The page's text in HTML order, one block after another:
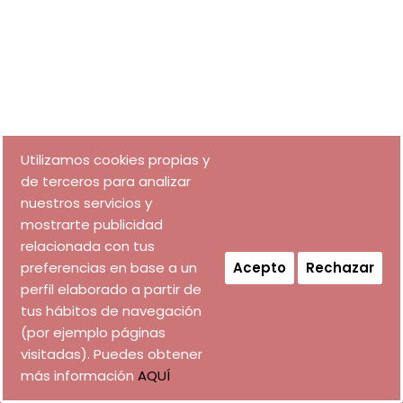
DISEÑO WEB a
Utilizamos cookies propias y
de terceros para analizar
nuestros servicios y
mostrarte publicidad
relacionada con tus
preferencias en base a un
perfil elaborado a partir de
tus hábitos de navegación
(por ejemplo páginas
visitadas). Puedes obtener
más información AQUÍ
Acepto Rechazar